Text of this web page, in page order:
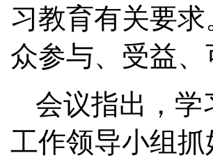
习教育有关要
众参与、受益
会议指出，学
工作领导小组